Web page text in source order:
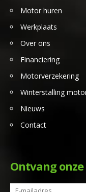
Motor huren
Werkplaats
Over ons
Financiering
Motorverzekering
Winterstalling
Nieuws
Contact
Ontvang